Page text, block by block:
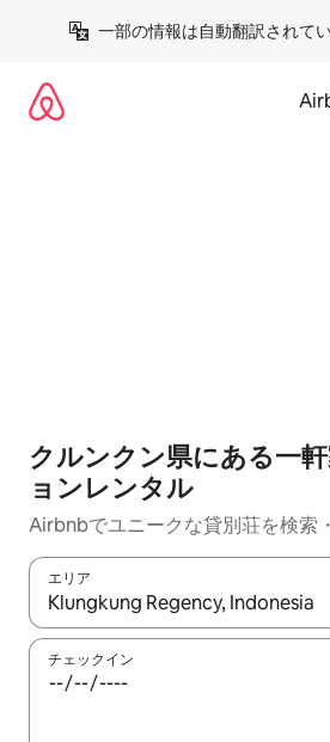
一部の情報は自動翻訳されてい
クルンクン県にある一
ョンレンタル
Airbnbでユニークな貸別荘を検索
エリア
検索結果が表示されたら、上下の矢
チェックイン